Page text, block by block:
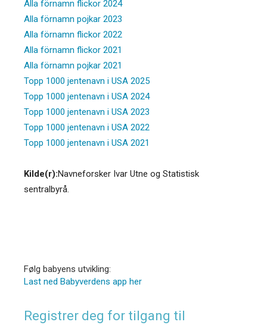
Alla förnamn flickor 2024
Alla förnamn pojkar 2023
Alla förnamn flickor 2022
Alla förnamn flickor 2021
Alla förnamn pojkar 2021
Topp 1000 jentenavn i USA 2025
Topp 1000 jentenavn i USA 2024
Topp 1000 jentenavn i USA 2023
Topp 1000 jentenavn i USA 2022
Topp 1000 jentenavn i USA 2021
Kilde(r):Navneforsker Ivar Utne og Statistisk
sentralbyrå.
Følg babyens utvikling:
Last ned Babyverdens app her
Registrer deg for tilgang til